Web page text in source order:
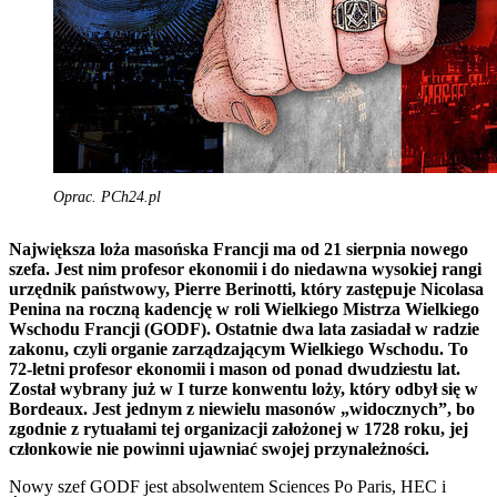
Oprac. PCh24.pl
Największa loża masońska Francji ma od 21 sierpnia nowego
szefa. Jest nim profesor ekonomii i do niedawna wysokiej rangi
urzędnik państwowy, Pierre Berinotti, który zastępuje Nicolasa
Penina na roczną kadencję w roli Wielkiego Mistrza Wielkiego
Wschodu Francji (GODF). Ostatnie dwa lata zasiadał w radzie
zakonu, czyli organie zarządzającym Wielkiego Wschodu. To
72-letni profesor ekonomii i mason od ponad dwudziestu lat.
Został wybrany już w I turze konwentu loży, który odbył się w
Bordeaux. Jest jednym z niewielu masonów „widocznych”, bo
zgodnie z rytuałami tej organizacji założonej w 1728 roku, jej
członkowie nie powinni ujawniać swojej przynależności.
Nowy szef GODF jest absolwentem Sciences Po Paris, HEC i